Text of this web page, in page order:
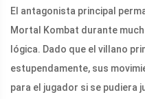
El antagonista principal
Mortal Kombat durante
lógica. Dado que el villano
estupendamente, sus
para el jugador si se pudiera